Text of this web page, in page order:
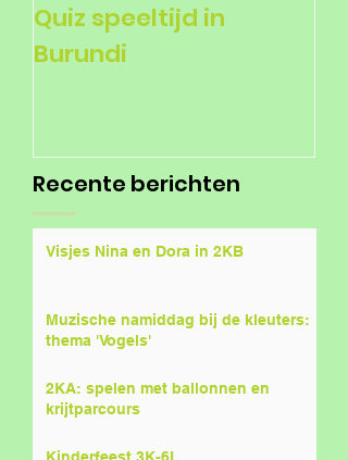
Quiz speeltijd in
Burundi
Recente berichten
Visjes Nina en Dora in 2KB
Muzische namiddag bij de kleuters:
thema 'Vogels'
2KA: spelen met ballonnen en
krijtparcours